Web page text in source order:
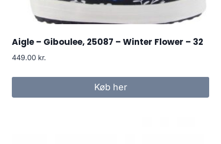
Aigle – Giboulee, 25087 – Winter Flower – 32
449.00 kr.
Køb her